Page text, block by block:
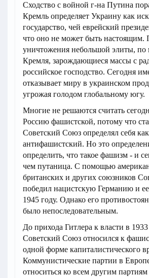
Сходство с войной г-на Путина
Кремль определяет Украину как
государство, чей еврейский
что оно не может быть настоящим.
уничтожения небольшой элиты,
Кремля, зарождающиеся массы с
российское господство. Сегодня
отказывает миру в украинском
угрожая голодом глобальному югу.
Многие не решаются считать
Россию фашистской, потому что
Советский Союз определял себя как
антифашистский. Но это
определить, что такое фашизм - и
чем путаница. С помощью
британских и других союзников
победил нацистскую Германию и
1945 году. Однако его
было непоследовательным.
До прихода Гитлера к власти в
Советский Союз относился к
одной форме капиталистического
Коммунистические партии в
относиться ко всем другим